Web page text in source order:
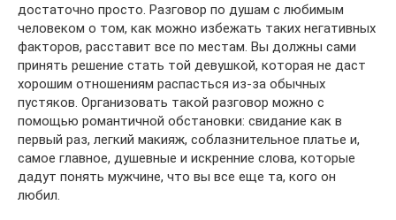
достаточно просто. Разговор по душам с любимым
человеком о том, как можно избежать таких негативных
факторов, расставит все по местам. Вы должны сами
принять решение стать той девушкой, которая не даст
хорошим отношениям распасться из-за обычных
пустяков. Организовать такой разговор можно с
помощью романтичной обстановки: свидание как в
первый раз, легкий макияж, соблазнительное платье и,
самое главное, душевные и искренние слова, которые
дадут понять мужчине, что вы все еще та, кого он
любил.